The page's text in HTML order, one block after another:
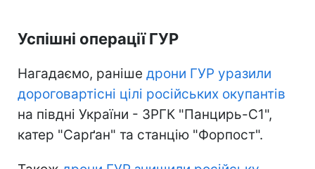
Успішні операції ГУР
Нагадаємо, раніше дрони ГУР уразили
дороговартісні цілі російських окупантів
на півдні України - ЗРГК "Панцирь-С1",
катер "Сарґан" та станцію "Форпост".